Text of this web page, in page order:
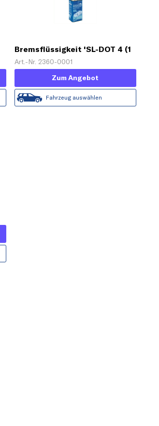
Bremsflüssigkeit 'SL-DOT 4 (1
L)'
Art.-Nr. 2360-0001
Zum Angebot
Fahrzeug auswählen